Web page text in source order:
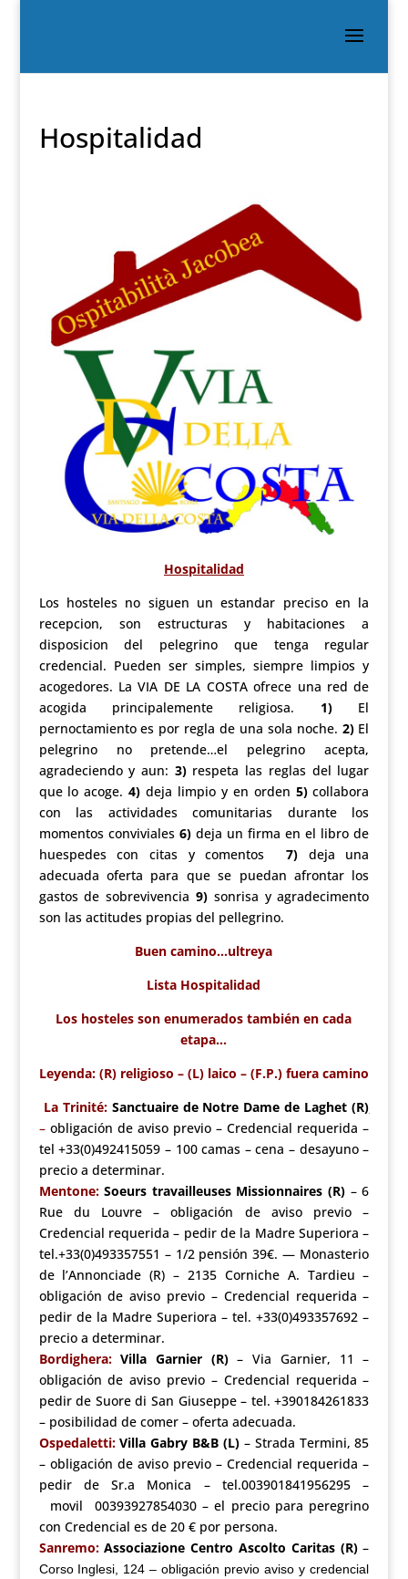
Hospitalidad
Hospitalidad
Los hosteles no siguen un estandar preciso en la
recepcion, son estructuras y habitaciones a
disposicion del pelegrino que tenga regular
credencial. Pueden ser simples, siempre limpios y
acogedores. La VIA DE LA COSTA ofrece una red de
acogida principalemente religiosa. 1)El
pernoctamiento es por regla de una sola noche. 2)El
pelegrino no pretende…el pelegrino acepta,
agradeciendo y aun: 3)respeta las reglas del lugar
que lo acoge.4) deja limpio y en orden 5)collabora
con las actividades comunitarias durante los
momentos conviviales 6)deja un firma en el libro de
huespedes con citas y comentos 7)deja una
adecuada oferta para que se puedan afrontar los
gastos de sobrevivencia 9) sonrisa y agradecimento
son las actitudes propias del pellegrino.
Buen camino…ultreya
Lista Hospitalidad
Los hosteles son enumerados también en cada
etapa…
Leyenda: (R) religioso – (L) laico – (F.P.) fuera camino
La Trinité: Sanctuaire de Notre Dame de Laghet (R)
–obligación de aviso previo – Credencial requerida –
tel +33(0)492415059 – 100 camas – cena – desayuno –
precio a determinar.
Mentone:Soeurs travailleuses Missionnaires (R) – 6
Rue du Louvre – obligación de aviso previo –
Credencial requerida – pedir de la Madre Superiora –
tel.+33(0)493357551 – 1/2 pensión 39€. — Monasterio
de l’Annonciade (R) – 2135 Corniche A. Tardieu –
obligación de aviso previo – Credencial requerida –
pedir de la Madre Superiora – tel. +33(0)493357692 –
precio a determinar.
Bordighera:Villa Garnier (R)– Via Garnier, 11 –
obligación de aviso previo – Credencial requerida –
pedir de Suore di San Giuseppe – tel. +390184261833
– posibilidad de comer – oferta adecuada.
Ospedaletti:Villa Gabry B&B (L) – Strada Termini, 85
– obligación de aviso previo – Credencial requerida –
pedir de Sr.a Monica – tel.003901841956295 –
movil 00393927854030 – el precio para peregrino
con Credencial es de 20 € por persona.
Sanremo:Associazione Centro Ascolto Caritas (R)–
Corso Inglesi, 124 – obligación previo aviso y credencial